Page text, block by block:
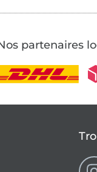
partenaires